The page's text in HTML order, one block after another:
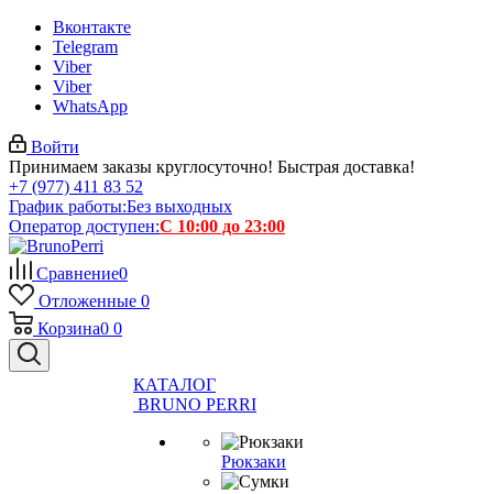
Вконтакте
Telegram
Viber
Viber
WhatsApp
Войти
Принимаем заказы круглосуточно! Быстрая доставка!
+7 (977) 411 83 52
График работы:Без выходных
Оператор доступен:С 10:00 до 23:00
Сравнение0
Отложенные 0
Корзина0 0
КАТАЛОГ
BRUNO PERRI
Рюкзаки